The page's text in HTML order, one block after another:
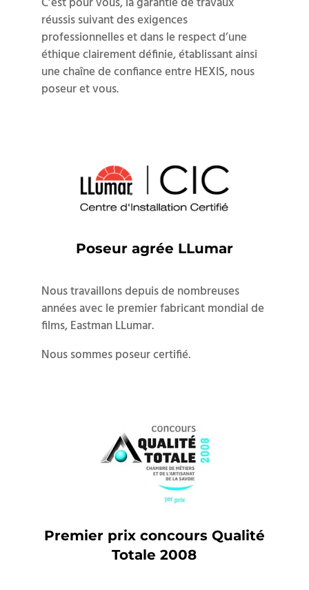
réussis suivant des exigences
professionnelles et dans le respect d’une
éthique clairement définie, établissant ainsi
une chaîne de confiance entre HEXIS, nous
poseur et vous.
Poseur agrée LLumar
Nous travaillons depuis de nombreuses
années avec le premier fabricant mondial de
films, Eastman LLumar.
Nous sommes poseur certifié.
Premier prix concours Qualité
Totale 2008